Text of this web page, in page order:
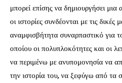
μπορεί επίσης να δημιουργήσει
οι ιστορίες συνδέονται με τις δικές
αναμφισβήτητα συναρπαστικό για
οποίου οι πολυπλοκότητες και οι
να περιμένω με ανυπομονησία να
την ιστορία του, να ξεφύγω από